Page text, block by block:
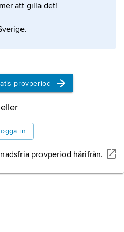
kreatörerna vid
framväxt.
artikeln
att gilla det!
provperiod
eller
in
provperiod härifrån.